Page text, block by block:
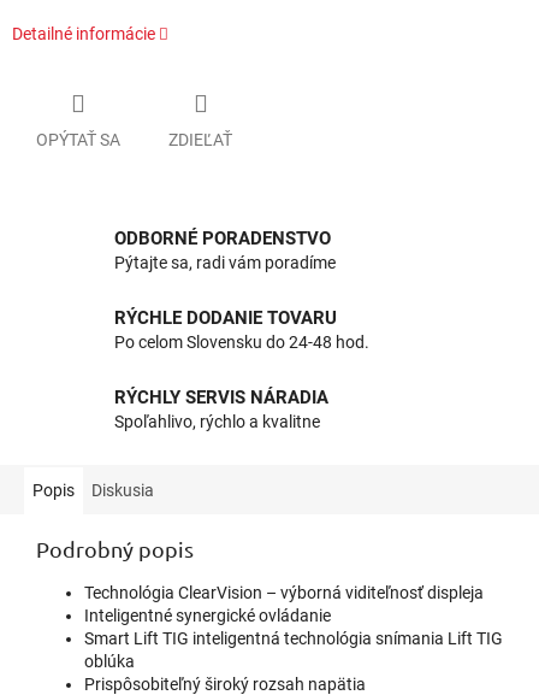
Detailné informácie
OPÝTAŤ SA ZDIEĽAŤ
ODBORNÉ PORADENSTVO
Pýtajte sa, radi vám poradíme
RÝCHLE DODANIE TOVARU
Po celom Slovensku do 24-48 hod.
RÝCHLY SERVIS NÁRADIA
Spoľahlivo, rýchlo a kvalitne
Popis Diskusia
Podrobný popis
Technológia ClearVision – výborná viditeľnosť displeja
Inteligentné synergické ovládanie
Smart Lift TIG inteligentná technológia snímania Lift TIG
oblúka
Prispôsobiteľný široký rozsah napätia